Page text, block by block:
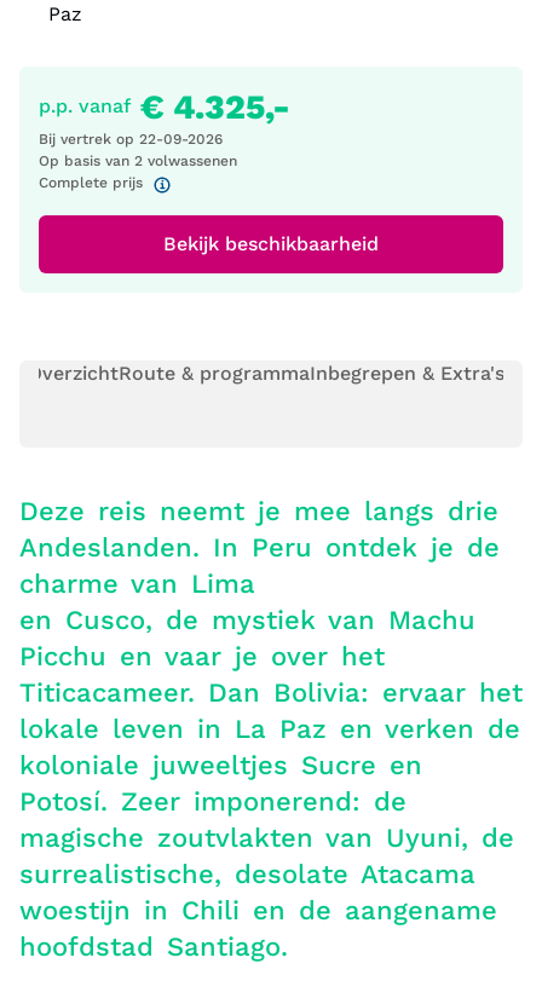
Paz
p.p. vanaf € 4.325,-
Bij vertrek op 22-09-2026
Op basis van 2 volwassenen
Complete prijs
Bekijk beschikbaarheid
OverzichtRoute & programmaInbegrepen & Extra's
Deze reis neemt je mee langs drie
Andeslanden. In Peru ontdek je de
charme van Lima
en Cusco, de mystiek van Machu
Picchu en vaar je over het
Titicacameer. Dan Bolivia: ervaar het
lokale leven in La Paz en verken de
koloniale juweeltjes Sucre en
Potosí. Zeer imponerend: de
magische zoutvlakten van Uyuni, de
surrealistische, desolate Atacama
woestijn in Chili en de aangename
hoofdstad Santiago.